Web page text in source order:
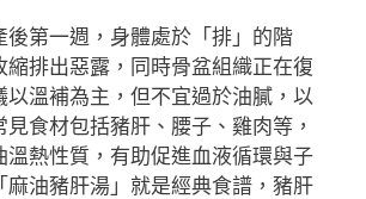
後第一週，身體處於「排」的階
縮排出惡露，同時骨盆組織正在復
以溫補為主，但不宜過於油膩，以
食材包括豬肝、腰子、雞肉等，
溫熱性質，有助促進血液循環與子
麻油豬肝湯」就是經典食譜，豬肝